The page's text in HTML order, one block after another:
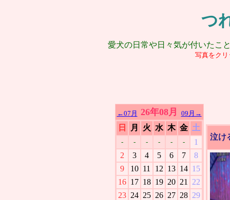
つ
愛犬の日常や日々気が付いたこ
写真をク
←07月 26年08月 09月→
日 月 火 水 木 金 土
- - - - - -
1
2
3 4 5 6 7
8
9
10 11 12 13 14 15
16 17 18 19 20 21
22
23 24 25 26 27 28 29
泣け